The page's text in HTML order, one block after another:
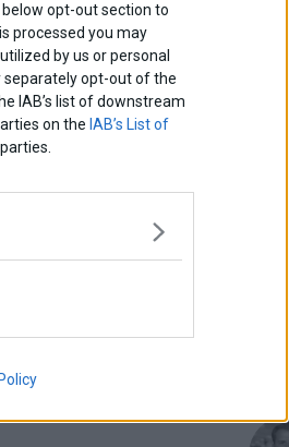
opt-out section to
processed you may
by us or personal
opt-out of the
IAB’s list of downstream
on the IAB’s List of